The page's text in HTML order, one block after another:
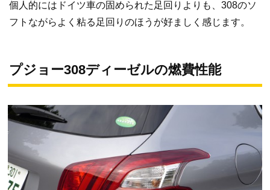
個人的にはドイツ車の固められた足回りよりも、308のソ
フトながらよく粘る足回りのほうが好ましく感じます。
プジョー308ディーゼルの燃費性能